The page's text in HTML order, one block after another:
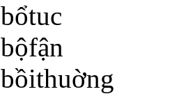
bổtuc
bộfận
bồithuờng